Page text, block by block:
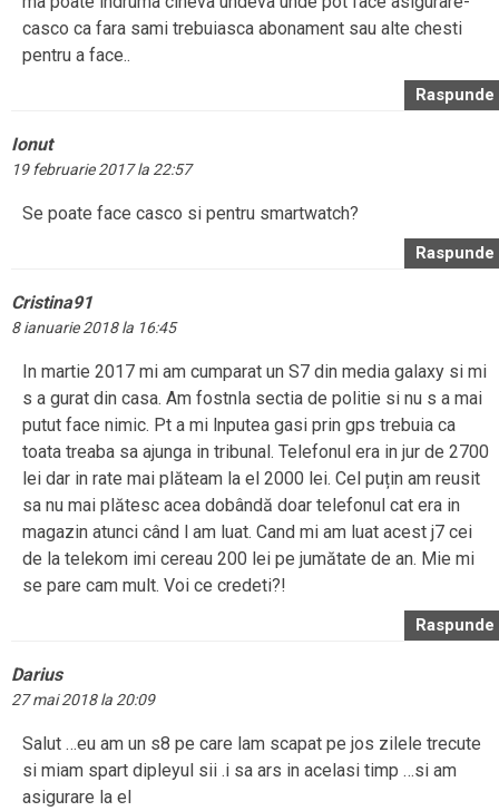
casco ca fara sami trebuiasca abonament sau alte chesti
pentru a face..
Raspunde
Ionut
19 februarie 2017 la 22:57
Se poate face casco si pentru smartwatch?
Raspunde
Cristina91
8 ianuarie 2018 la 16:45
In martie 2017 mi am cumparat un S7 din media galaxy si mi
s a gurat din casa. Am fostnla sectia de politie si nu s a mai
putut face nimic. Pt a mi lnputea gasi prin gps trebuia ca
toata treaba sa ajunga in tribunal. Telefonul era in jur de 2700
lei dar in rate mai plăteam la el 2000 lei. Cel puțin am reusit
sa nu mai plătesc acea dobândă doar telefonul cat era in
magazin atunci când l am luat. Cand mi am luat acest j7 cei
de la telekom imi cereau 200 lei pe jumătate de an. Mie mi
se pare cam mult. Voi ce credeti?!
Raspunde
Darius
27 mai 2018 la 20:09
Salut …eu am un s8 pe care lam scapat pe jos zilele trecute
si miam spart dipleyul sii .i sa ars in acelasi timp …si am
asigurare la el